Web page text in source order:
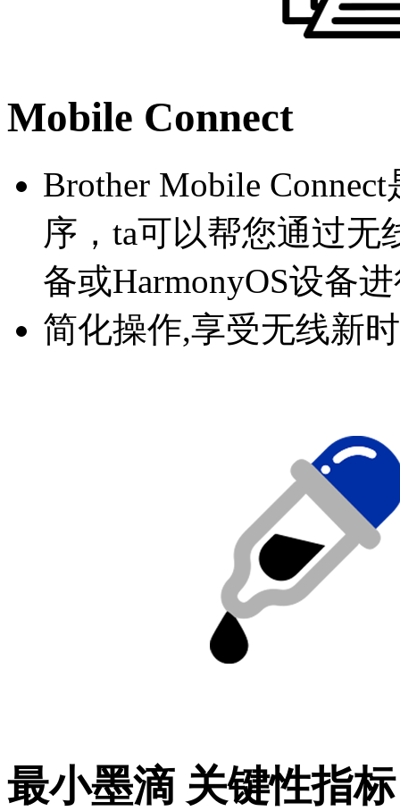
Mobile Connect
Brother Mobile
序，ta可以帮您通过无
备或HarmonyOS设备
简化操作,享受无线新
最小墨滴 关键性指标